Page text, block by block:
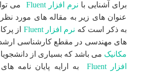
برای آشنایی با نرم افزار Fluent
می
عنوان های زیر به مقاله های مورد
به ذکر است که نرم افزار Fluent
از
های مهندسی در مقطع کارشناسی ارشد
مکانیک می باشد که بسیاری از
افزار Fluent
به ارایه پایان نامه